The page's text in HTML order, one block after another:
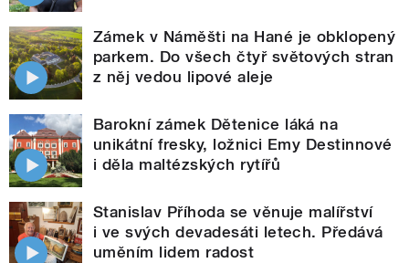
Zámek v Náměšti na Hané je obklopený
parkem. Do všech čtyř světových stran
z něj vedou lipové aleje
Barokní zámek Dětenice láká na
unikátní fresky, ložnici Emy Destinnové
i děla maltézských rytířů
Stanislav Příhoda se věnuje malířství
i ve svých devadesáti letech. Předává
uměním lidem radost